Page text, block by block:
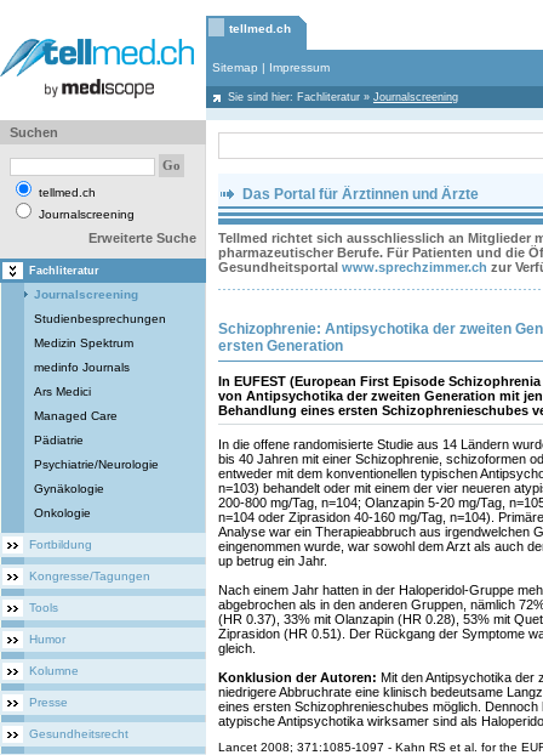
tellmed.ch
Sitemap | Impressum
Sie sind hier: Fachliteratur » Journalscreening
Suchen
tellmed.ch
Journalscreening
Erweiterte Suche
Fachliteratur
Journalscreening
Studienbesprechungen
Medizin Spektrum
medinfo Journals
Ars Medici
Managed Care
Pädiatrie
Psychiatrie/Neurologie
Gynäkologie
Onkologie
Fortbildung
Kongresse/Tagungen
Tools
Humor
Kolumne
Presse
Gesundheitsrecht
Das Portal für Ärztinnen und Ärzte
Tellmed richtet sich ausschliesslich an Mitglieder
pharmazeutischer Berufe. Für Patienten und die
Gesundheitsportal www.sprechzimmer.ch zur
Schizophrenie: Antipsychotika der zweiten
ersten Generation
In EUFEST (European First Episode
von Antipsychotika der zweiten Generation mit
Behandlung eines ersten Schizophrenieschubes
In die offene randomisierte Studie aus 14 Ländern
bis 40 Jahren mit einer Schizophrenie, schizoformen
entweder mit dem konventionellen typischen
n=103) behandelt oder mit einem der vier neueren
200-800 mg/Tag, n=104; Olanzapin 5-20 mg/Tag,
n=104 oder Ziprasidon 40-160 mg/Tag, n=104).
Analyse war ein Therapieabbruch aus irgendwelchen
eingenommen wurde, war sowohl dem Arzt als auch
up betrug ein Jahr.
Nach einem Jahr hatten in der Haloperidol-Gruppe
abgebrochen als in den anderen Gruppen, nämlich
(HR 0.37), 33% mit Olanzapin (HR 0.28), 53% mit
Ziprasidon (HR 0.51). Der Rückgang der Symptome
gleich.
Konklusion der Autoren: Mit den Antipsychotika der
niedrigere Abbruchrate eine klinisch bedeutsame
eines ersten Schizophrenieschubes möglich.
atypische Antipsychotika wirksamer sind als
Lancet 2008; 371:1085-1097 - Kahn RS et al. for the